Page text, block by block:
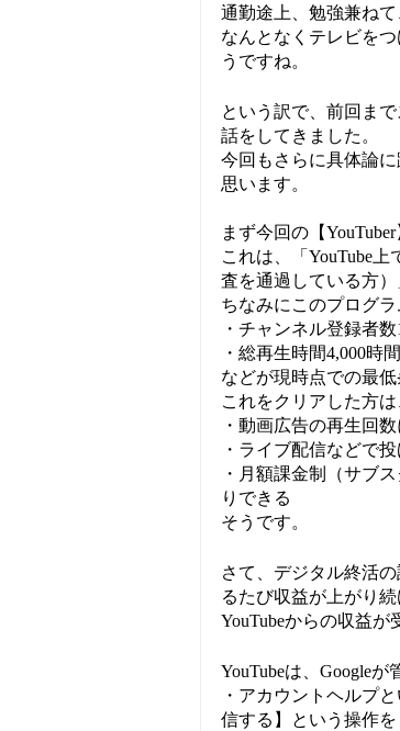
通勤途上、勉強兼ねて
なんとなくテレビを
うですね。
という訳で、前回ま
話をしてきました。
今回もさらに具体論
思います。
まず今回の【
これは、「YouTube
査を通過している方）
ちなみにこのプログ
・チャンネル登録者
・総再生時間4,000時
などが現時点での最
これをクリアした方は
・動画広告の再生回
・ライブ配信などで
・月額課金制（サブ
りできる
そうです。
さて、デジタル終活
るたび収益が上がり
YouTubeからの収益が
YouTubeは、Googleが
・アカウントヘルプ
信する】という操作を